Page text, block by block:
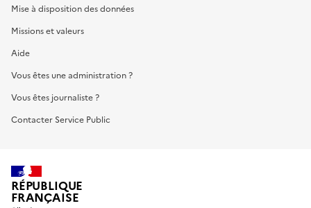
Mise à disposition des données
Missions et valeurs
Aide
Vous êtes une administration ?
Vous êtes journaliste ?
Contacter Service Public
RÉPUBLIQUE
FRANÇAISE